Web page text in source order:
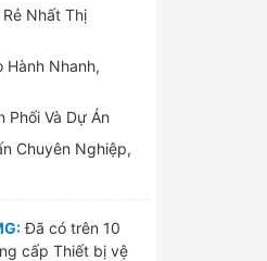
Rẻ Nhất Thị
Hành Nhanh,
Phối Và Dự Án
Chuyên Nghiệp,
Đã có trên 10
cấp Thiết bị vệ